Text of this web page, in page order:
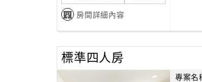
房間詳細內容
標準四人房
專案名